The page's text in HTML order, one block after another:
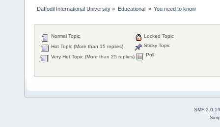
Daffodil International University » Educational » You need to know
Normal Topic
Hot Topic (More than 15 replies)
Very Hot Topic (More than 25 replies)
Locked Topic
Sticky Topic
Poll
SMF 2.0.19